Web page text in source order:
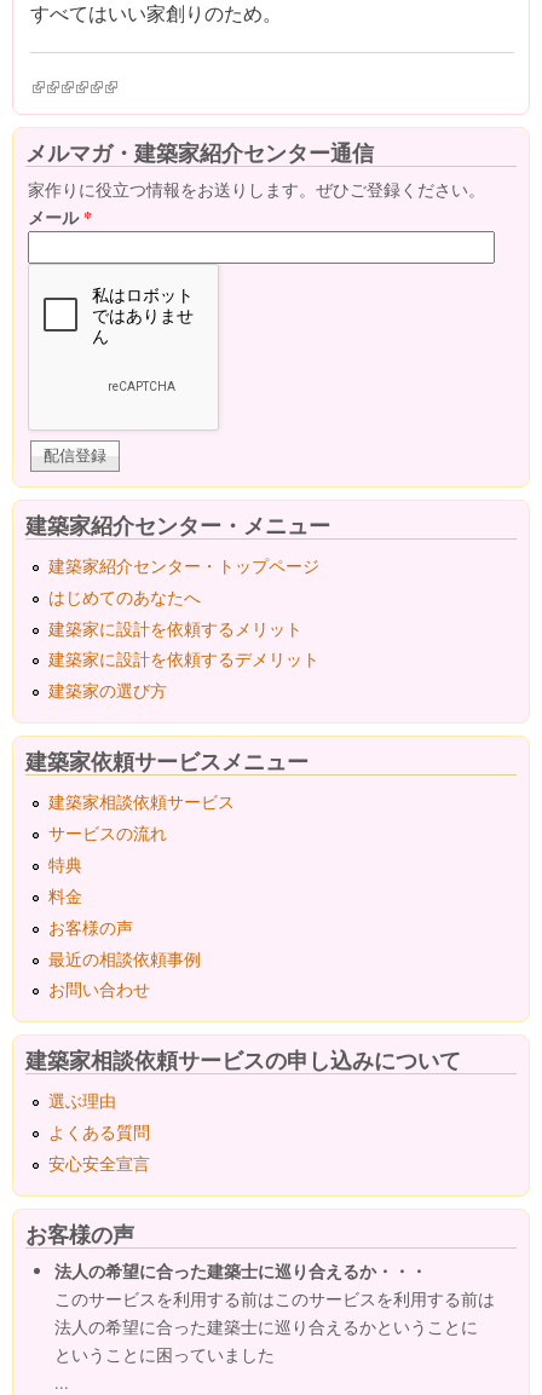
すべてはいい家創りのため。
(link is external)
(link is external)
(link is external)
(link is external)
(link is external)
(link is external)
メルマガ・建築家紹介センター通信
家作りに役立つ情報をお送りします。ぜひご登録ください。
メール*
建築家紹介センター・メニュー
建築家紹介センター・トップページ
はじめてのあなたへ
建築家に設計を依頼するメリット
建築家に設計を依頼するデメリット
建築家の選び方
建築家依頼サービスメニュー
建築家相談依頼サービス
サービスの流れ
特典
料金
お客様の声
最近の相談依頼事例
お問い合わせ
建築家相談依頼サービスの申し込みについて
選ぶ理由
よくある質問
安心安全宣言
お客様の声
法人の希望に合った建築士に巡り合えるか・・・
このサービスを利用する前はこのサービスを利用する前は
法人の希望に合った建築士に巡り合えるかということに
ということに困っていました
...